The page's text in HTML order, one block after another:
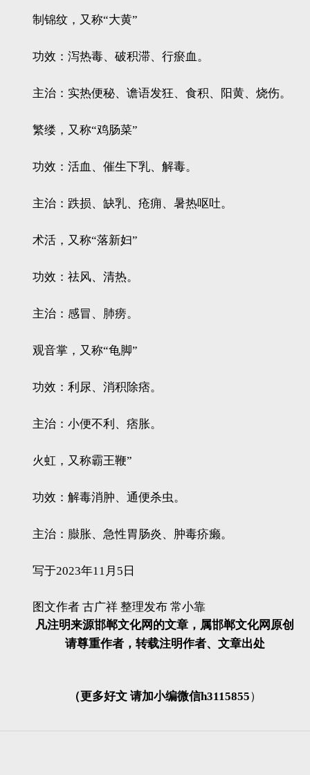
制锦纹，又称“大黄”
功效：泻热毒、破积滞、行瘀血。
主治：实热便秘、谵语发狂、食积、阳黄、烧伤。
繁缕，又称“鸡肠菜”
功效：活血、催生下乳、解毒。
主治：跌损、缺乳、疮痈、暑热呕吐。
术活，又称“落新妇”
功效：祛风、清热。
主治：感冒、肺痨。
观音掌，又称“龟脚”
功效：利尿、消积除痞。
主治：小便不利、痞胀。
火虹，又称霸王鞭”
功效：解毒消肿、通便杀虫。
主治：臌胀、急性胃肠炎、肿毒疥癞。
写于2023年11月5日
图文作者 古广祥 整理发布 常小靠
凡注明来源邯郸文化网的文章，属邯郸文化网原创
请尊重作者，转载注明作者、文章出处
（更多好文 请加小编微信h3115855）